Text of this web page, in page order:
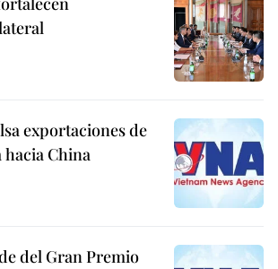
exportaciones de
hacia China
del Gran Premio